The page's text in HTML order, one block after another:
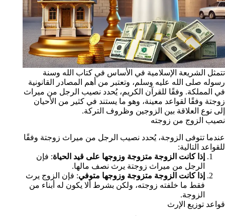
تتمثل الشريعة الإسلامية في الأساس في كتاب الله وسنة
رسوله صلى الله عليه وسلم، وتعتبر من أهم المصادر القانونية
في المملكة. وفقًا للقرآن الكريم، يُحدد نصيب الرجل من ميراث
زوجتة وفقًا لقواعد معينة، وهو ما يستند في كثير من الأحيان
إلى نوع العلاقة بين الزوجين وظروف التركة.
نصيب الزوج من زوجته
عندما تتوفى الزوجة، يُحدد نصيب الرجل من ميراث زوجتة وفقًا
للقواعد التالية:
إذا كانت الزوجة متزوجة وزوجها على قيد الحياة: فإن
الرجل من ميراث زوجتة يرث نصف مالها.
إذا كانت الزوجة متزوجة وزوجها متوفي: فإن الزوج يرث
فقط ما خلفته زوجته، ولكن بشرط ألا يكون له أبناء من
الزوجة.
قواعد توزيع الإرث